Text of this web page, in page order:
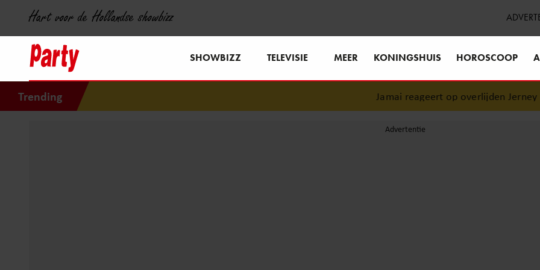
Hart voor de Hollandse showbizz
SHOWBIZZ TELEVISIE MEER KONINGSHUIS HOROSCOOP
Trending Jamai reageert op overlijden Jerney